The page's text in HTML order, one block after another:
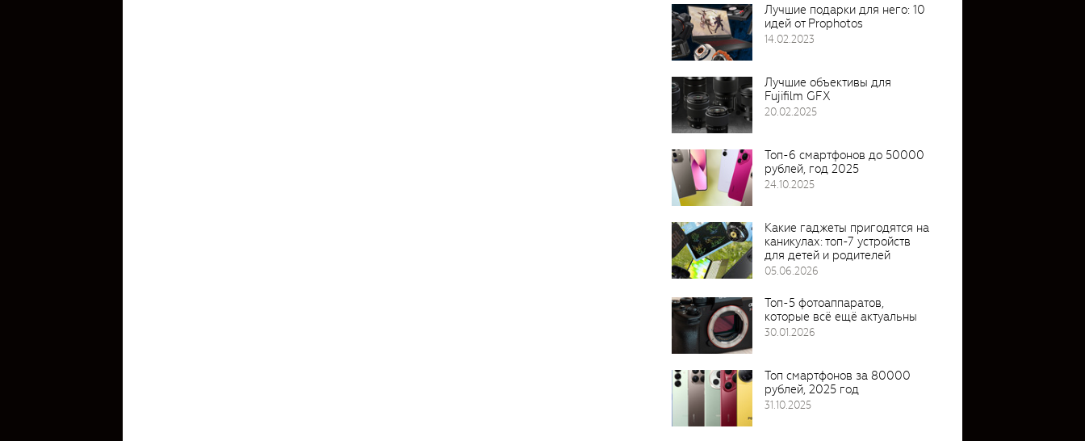
Лучшие подарки для него: 10
идей от Prophotos
14.02.2023
Лучшие объективы для
Fujifilm GFX
20.02.2025
Топ-6 смартфонов до 50000
рублей, год 2025
24.10.2025
Какие гаджеты пригодятся на
каникулах: топ-7 устройств
для детей и родителей
05.06.2026
Топ-5 фотоаппаратов,
которые всё ещё актуальны
30.01.2026
Топ смартфонов за 80000
рублей, 2025 год
31.10.2025